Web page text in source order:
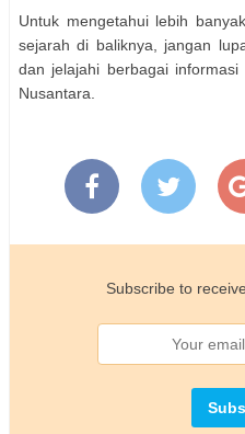
Untuk mengetahui lebih
sejarah di baliknya, jangan
dan jelajahi berbagai
Nusantara.
Subscribe to